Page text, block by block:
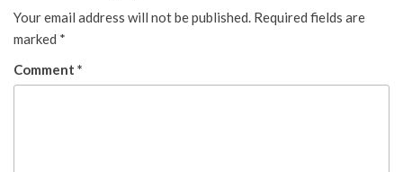
Your email address will not be published. Required fields are
marked *
Comment *